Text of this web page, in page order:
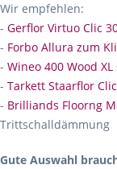
Wir empfehlen:
- Gerflor Virtuo Clic
- Forbo Allura zum
- Wineo 400 Wood XL
- Tarkett Staarflor
- Brilliands Floorng
Trittschalldämmung
Gute Auswahl